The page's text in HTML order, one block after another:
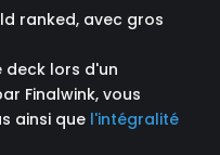
ranked, avec gros
deck lors d'un
Finalwink, vous
ainsi que l'intégralité